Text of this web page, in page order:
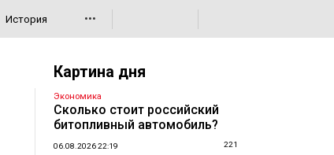
История •••
Картина дня
Экономика
Сколько стоит российский
битопливный автомобиль?
06.08.2026 22:19 221